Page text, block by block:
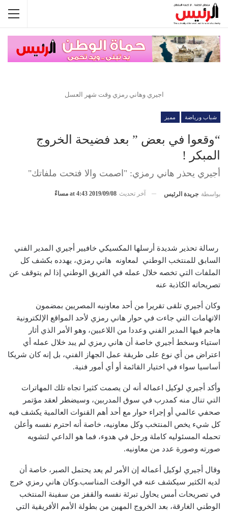
اجيري وهاني رمزي وقت شهر العسل
شباب ورياضة مميز
“وقعوا في بعض ” بعد فضيحة الخروج
المبكر !
أجيري يحذر هاني رمزي: "اصمت والا فتحت ملفاتك"
بواسطة جريدة الرئيس آخر تحديث 2019/09/08 at 4:43 مساءً
رسالة تحذير شديدة أرسلها المكسيكي خافيير أجيري المدير الفني
السابق للمنتخب الوطني لمعاونه هاني رمزي، يهدده بكشف كل
الملفات التي تخصه خلال عمله في الفريق الوطني إذا لم يتوقف عن
تصريحاته الكاذبة عنه
وكان أجيري تلقى تقريرا من أحد معاونيه المصريين بمضمون
الاتهامات التي جاءت في حوار هاني رمزي لأحد المواقع الإلكترونية
هاجم فيها المدير الفني وعددا من اللاعبين، وهو الأمر الذي أثار
استياء وسخط أجيري خاصة أن هاني رمزي لم يبد خلال عمله أي
اعتراض من أي نوع على طريقة عمل الجهاز الفني، بل إنه كان شريكا
أساسيا سواء في اختيار القائمة أو أي أمور فنية.
وأكد أجيري لوكيل اعماله أنه لن يصمت كثيرا تجاه تلك المهاترات
التي تنال منه كمدرب في سوق المدربين، وسيضطر لعقد مؤتمر
صحفي عالمي أو إجراء حوار مع أحد أهم القنوات العالمية يكشف فيه
كل شيء يخص المنتخب وكل معاونيه، خاصة أنه احترم نفسه وأعلن
تحمله المسئوليه كاملة ورحل في هدوء، فما هو الداعي لتشويه
صورته وصورة عدد من معاونيه.
وقال أجيري لوكيل أعماله إن الأمر لم يعد يحتمل الصبر، خاصة أن
لديه الكثير سيكشف عنه في الوقت المناسب.وكان هاني رمزي خرج
في تصريحات أمس يحاول تبرئة نفسه والقفز من سفينة المنتخب
الوطني الغارقة، بعد الخروج المهين من بطولة الأمم الأفريقية التي